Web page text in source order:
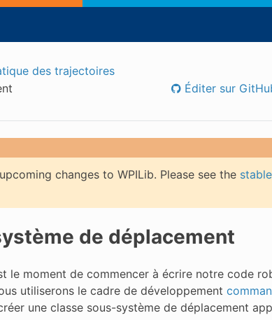
des trajectoires
Éditer sur
changes to WPILib. Please see the stable
de déplacement
le moment de commencer à écrire notre code
utiliserons le cadre de développement
une classe sous-système de déplacement